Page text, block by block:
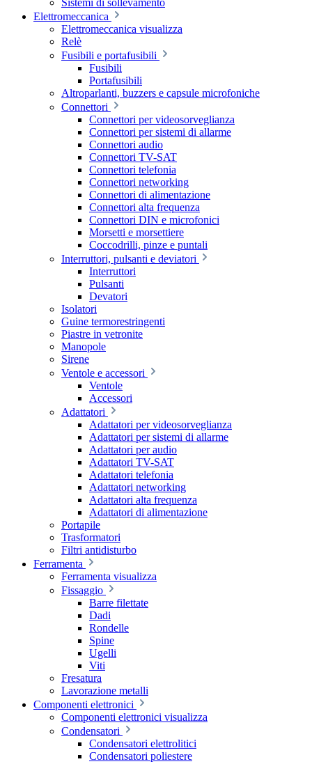
Sistemi di sollevamento
Elettromeccanica
Elettromeccanica visualizza
Relè
Fusibili e portafusibili
Fusibili
Portafusibili
Altroparlanti, buzzers e capsule microfoniche
Connettori
Connettori per videosorveglianza
Connettori per sistemi di allarme
Connettori audio
Connettori TV-SAT
Connettori telefonia
Connettori networking
Connettori di alimentazione
Connettori alta frequenza
Connettori DIN e microfonici
Morsetti e morsettiere
Coccodrilli, pinze e puntali
Interruttori, pulsanti e deviatori
Interruttori
Pulsanti
Devatori
Isolatori
Guine termorestringenti
Piastre in vetronite
Manopole
Sirene
Ventole e accessori
Ventole
Accessori
Adattatori
Adattatori per videosorveglianza
Adattatori per sistemi di allarme
Adattatori per audio
Adattatori TV-SAT
Adattatori telefonia
Adattatori networking
Adattatori alta frequenza
Adattatori di alimentazione
Portapile
Trasformatori
Filtri antidisturbo
Ferramenta
Ferramenta visualizza
Fissaggio
Barre filettate
Dadi
Rondelle
Spine
Ugelli
Viti
Fresatura
Lavorazione metalli
Componenti elettronici
Componenti elettronici visualizza
Condensatori
Condensatori elettrolitici
Condensatori poliestere